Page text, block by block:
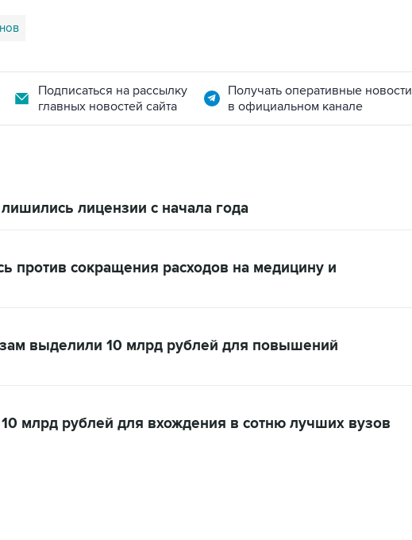
Подписаться на рассылку
главных новостей сайта
Получать оперативные новости
в официальном канале
лицензии с начала года
против сокращения расходов на медицину и
выделили 10 млрд рублей для повышений
млрд рублей для вхождения в сотню лучших вузов